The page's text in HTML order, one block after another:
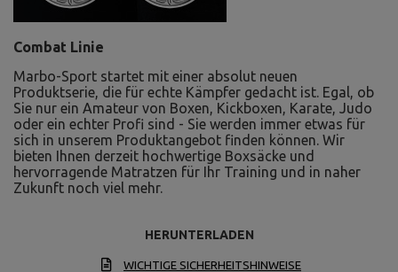
Combat Linie
Marbo-Sport startet mit einer absolut neuen
Produktserie, die für echte Kämpfer gedacht ist. Egal, ob
Sie nur ein Amateur von Boxen, Kickboxen, Karate, Judo
oder ein echter Profi sind - Sie werden immer etwas für
sich in unserem Produktangebot finden können. Wir
bieten Ihnen derzeit hochwertige Boxsäcke und
hervorragende Matratzen für Ihr Training und in naher
Zukunft noch viel mehr.
HERUNTERLADEN
WICHTIGE SICHERHEITSHINWEISE